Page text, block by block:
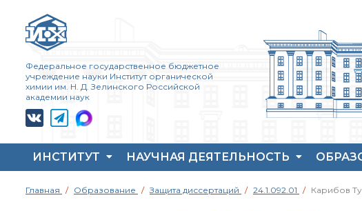
Федеральное государственное бюджетное
учреждение науки Институт органической
химии им. Н. Д. Зелинского Российской
академии наук
ИНСТИТУТ
моменты научной
ИОХ РАН
НАУЧНАЯ ДЕЯТЕЛЬНОСТЬ
направления
Главная Образование Защита диссертаций 24.1.092.01 Карибов